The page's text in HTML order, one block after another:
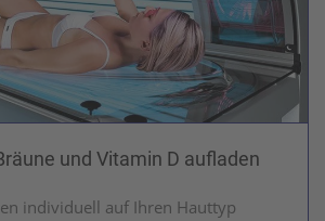
und Vitamin D aufladen
individuell auf Ihren Hauttyp